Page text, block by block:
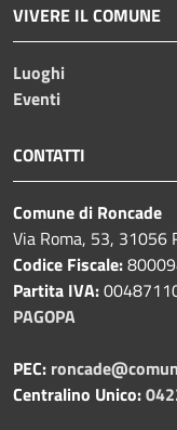
VIVERE IL COMUNE
Luoghi
Eventi
CONTATTI
Comune di Roncade
Via Roma, 53, 31056
Codice Fiscale:
Partita IVA:
PAGOPA
PEC:
Centralino Unico: